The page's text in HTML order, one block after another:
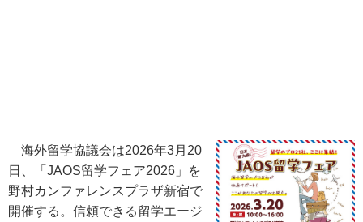
海外留学協議会は2026年3月20
日、「JAOS留学フェア2026」を
野村カンファレンスプラザ新宿で
開催する。信頼できる留学エージ